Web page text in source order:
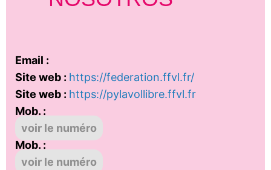
Email :
Site web : https://federation.ffvl.fr/
Site web : https://pylavollibre.ffvl.fr
Mob. :
voir le numéro
Mob. :
voir le numéro